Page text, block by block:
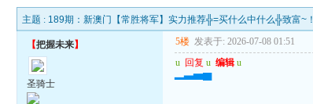
主题 : 189期：新澳门【常胜将军】实力推荐╬=买什么中什么╬致富~！
【把握未来】
圣骑士
5楼 发表于: 2026-07-08 01:51
u 回复 u 编辑 u
▁▂▃▄